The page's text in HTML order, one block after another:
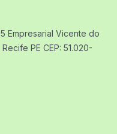
Empresarial Vicente do
PE CEP: 51.020-